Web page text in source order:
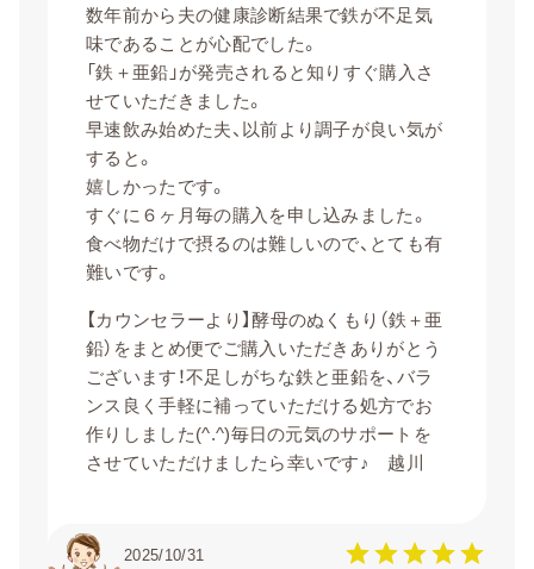
数年前から夫の健康診断結果で鉄が不足気
味であることが心配でした。
「鉄＋亜鉛」が発売されると知りすぐ購入さ
せていただきました。
早速飲み始めた夫、以前より調子が良い気が
すると。
嬉しかったです。
すぐに６ヶ月毎の購入を申し込みました。
食べ物だけで摂るのは難しいので、とても有
難いです。
【カウンセラーより】酵母のぬくもり（鉄＋亜
鉛）をまとめ便でご購入いただきありがとう
ございます！不足しがちな鉄と亜鉛を、バラ
ンス良く手軽に補っていただける処方でお
作りしました(^.^)毎日の元気のサポートを
させていただけましたら幸いです♪ 越川
2025/10/31